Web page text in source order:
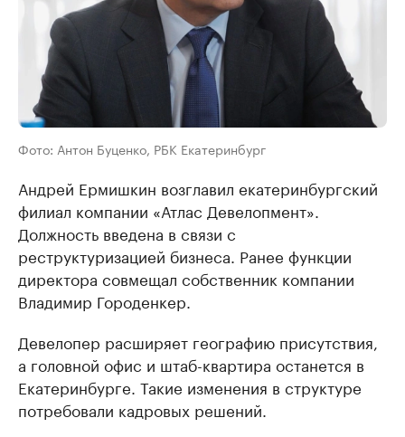
Фото: Антон Буценко, РБК Екатеринбург
Андрей Ермишкин возглавил екатеринбургский
филиал компании «Атлас Девелопмент».
Должность введена в связи с
реструктуризацией бизнеса. Ранее функции
директора совмещал собственник компании
Владимир Городенкер.
Девелопер расширяет географию присутствия,
а головной офис и штаб-квартира останется в
Екатеринбурге. Такие изменения в структуре
потребовали кадровых решений.